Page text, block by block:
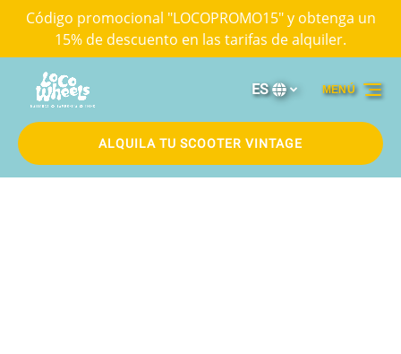
Saltar a la navegación principal
Saltar al contenido
Saltar al pie de página
Código promocional "LOCOPROMO15" y obtenga un
15% de descuento en las tarifas de alquiler.
Selecciona
tu
idioma
ES
ALQUILA TU SCOOTER VINTAGE
MENÚ